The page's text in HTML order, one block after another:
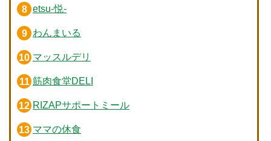
etsu-悦-
わんまいる
マッスルデリ
筋肉食堂DELI
RIZAPサポートミール
ママの休食